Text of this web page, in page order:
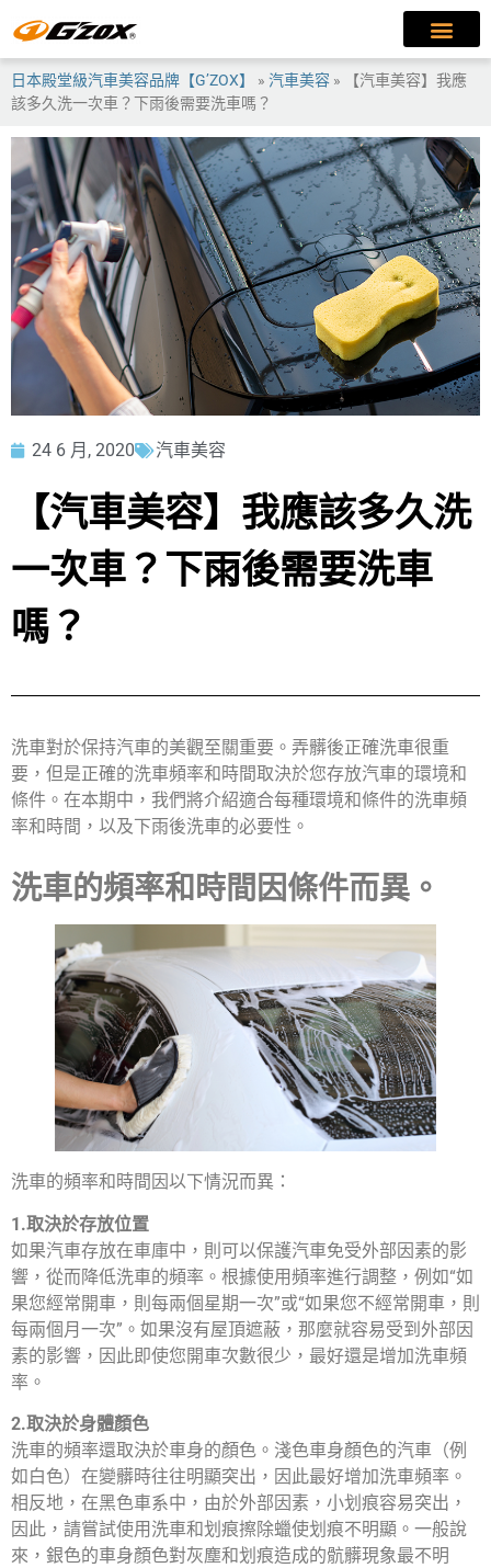
日本殿堂級汽車美容品牌【G’ZOX】 » 汽車美容 »
【汽車美容】我應
該多久洗一次車？下雨後需要洗車嗎？
24 6 月, 2020 汽車美容
【汽車美容】我應該多久洗
一次車？下雨後需要洗車
嗎？
洗車對於保持汽車的美觀至關重要。弄髒後正確洗車很重
要，但是正確的洗車頻率和時間取決於您存放汽車的環境和
條件。在本期中，我們將介紹適合每種環境和條件的洗車頻
率和時間，以及下雨後洗車的必要性。
洗車的頻率和時間因條件而異。
洗車的頻率和時間因以下情況而異：
1.取決於存放位置
如果汽車存放在車庫中，則可以保護汽車免受外部因素的影
響，從而降低洗車的頻率。根據使用頻率進行調整，例如“如
果您經常開車，則每兩個星期一次”或“如果您不經常開車，則
每兩個月一次”。如果沒有屋頂遮蔽，那麼就容易受到外部因
素的影響，因此即使您開車次數很少，最好還是增加洗車頻
率。
2.取決於身體顏色
洗車的頻率還取決於車身的顏色。淺色車身顏色的汽車（例
如白色）在變髒時往往明顯突出，因此最好增加洗車頻率。
相反地，在黑色車系中，由於外部因素，小划痕容易突出，
因此，請嘗試使用洗車和划痕擦除蠟使划痕不明顯。一般說
來，銀色的車身顏色對灰塵和划痕造成的骯髒現象最不明